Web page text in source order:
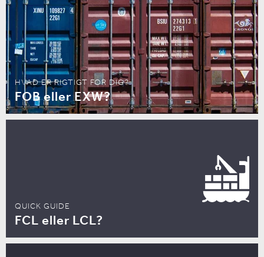
HVAD ER RIGTIGT FOR DIG?
FOB eller EXW?
QUICK GUIDE
FCL eller LCL?